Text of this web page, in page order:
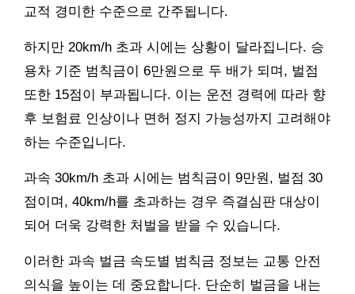
교적 경미한 수준으로 간주됩니다.
하지만 20km/h 초과 시에는 상황이 달라집니다. 승
용차 기준 범칙금이 6만원으로 두 배가 되며, 벌점
또한 15점이 부과됩니다. 이는 운전 경력에 따라 향
후 보험료 인상이나 면허 정지 가능성까지 고려해야
하는 수준입니다.
과속 30km/h 초과 시에는 범칙금이 9만원, 벌점 30
점이며, 40km/h를 초과하는 경우 즉결심판 대상이
되어 더욱 강력한 처벌을 받을 수 있습니다.
이러한 과속 벌금 속도별 범칙금 정보는 교통 안전
의식을 높이는 데 중요합니다. 단순히 벌금을 내는